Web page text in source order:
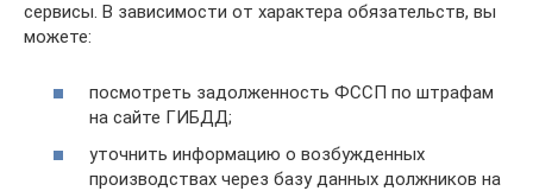
сервисы. В зависимости от характера обязательств, вы
можете:
посмотреть задолженность ФССП по штрафам
на сайте ГИБДД;
уточнить информацию о возбужденных
производствах через базу данных должников на